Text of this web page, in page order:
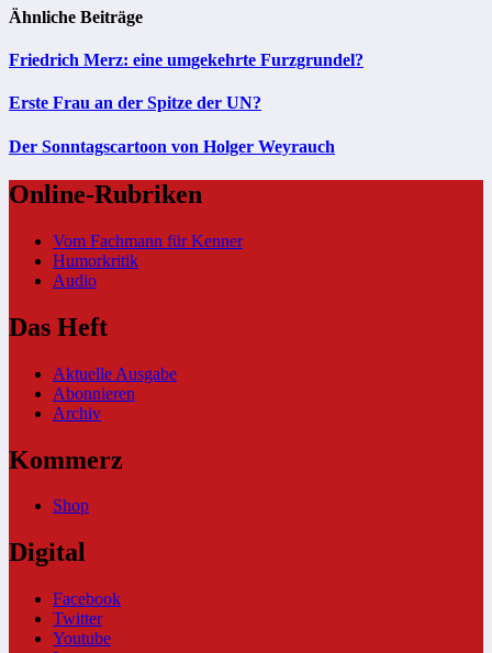
Ähnliche Beiträge
Friedrich Merz: eine umgekehrte Furzgrundel?
Erste Frau an der Spitze der UN?
Der Sonntagscartoon von Holger Weyrauch
Online-Rubriken
Vom Fachmann für Kenner
Humorkritik
Audio
Das Heft
Aktuelle Ausgabe
Abonnieren
Archiv
Kommerz
Shop
Digital
Facebook
Twitter
Youtube